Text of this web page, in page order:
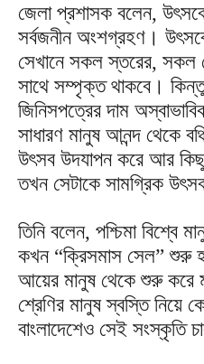
জেলা প্রশাসক বলেন,
সর্বজনীন অংশগ্রহণ।
সেখানে সকল স্তরের, সকল
সাথে সম্পৃক্ত থাকবে।
জিনিসপত্রের দাম
সাধারণ মানুষ আনন্দ থেকে
উৎসব উদযাপন করে আর কিছু
তখন সেটাকে সামগ্রিক
তিনি বলেন, পশ্চিমা বিশ্বে
কখন “ক্রিসমাস সেল” শুরু
আয়ের মানুষ থেকে শুরু
শ্রেণির মানুষ স্বস্তি নিয়ে
বাংলাদেশেও সেই সংস্কৃতি